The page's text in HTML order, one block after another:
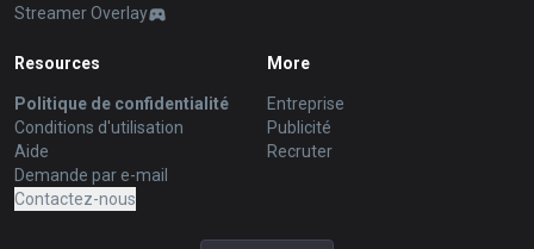
Streamer Overlay
Resources
Politique de confidentialité
Conditions d'utilisation
Aide
Demande par e-mail
Contactez-nous
More
Entreprise
Publicité
Recruter